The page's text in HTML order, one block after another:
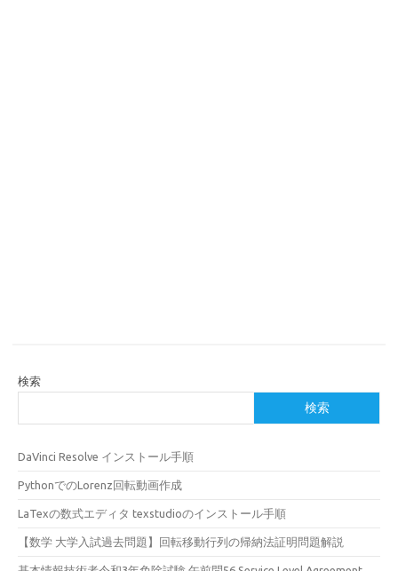
検索
検索
DaVinci Resolve インストール手順
PythonでのLorenz回転動画作成
LaTexの数式エディタ texstudioのインストール手順
【数学 大学入試過去問題】回転移動行列の帰納法証明問題解説